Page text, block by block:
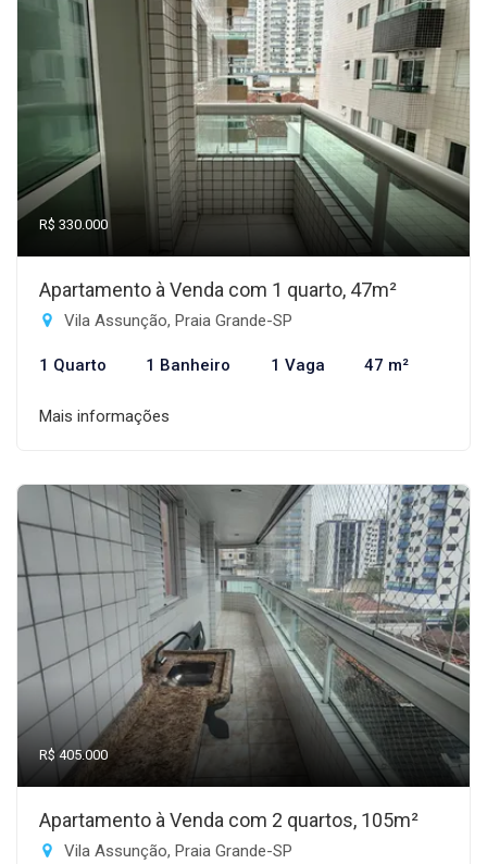
R$ 330.000
Apartamento à Venda com 1 quarto, 47m²
Vila Assunção, Praia Grande-SP
1 Quarto 1 Banheiro 1 Vaga 47 m²
Mais informações
R$ 405.000
Apartamento à Venda com 2 quartos, 105m²
Vila Assunção, Praia Grande-SP